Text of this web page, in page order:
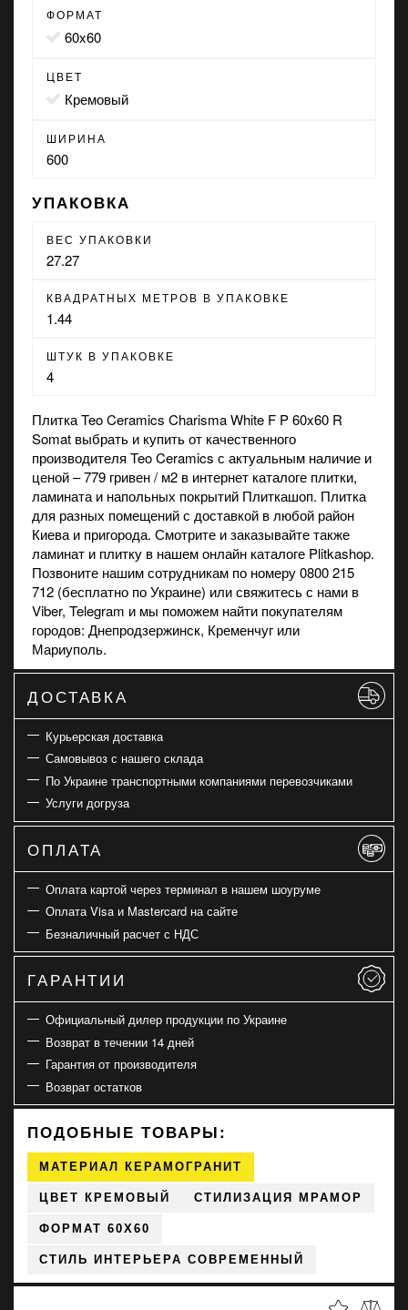
ФОРМАТ
60x60
ЦВЕТ
кремовый
ШИРИНА
600
УПАКОВКА
ВЕС УПАКОВКИ
27.27
КВАДРАТНЫХ МЕТРОВ В УПАКОВКЕ
1.44
ШТУК В УПАКОВКЕ
4
Плитка Teo Ceramics Charisma White F P 60x60 R
Somat выбрать и купить от качественного
производителя Teo Ceramics с актуальным наличие и
ценой – 779 гривен / м2 в интернет каталоге плитки,
ламината и напольных покрытий Плиткашоп. Плитка
для разных помещений с доставкой в любой район
Киева и пригорода. Смотрите и заказывайте также
ламинат и плитку в нашем онлайн каталоге Plitkashop.
Позвоните нашим сотрудникам по номеру 0800 215
712 (бесплатно по Украине) или свяжитесь с нами в
Viber, Telegram и мы поможем найти покупателям
городов: Днепродзержинск, Кременчуг или
Мариуполь.
ДОСТАВКА
Курьерская доставка
Самовывоз с нашего склада
По Украине транспортными компаниями перевозчиками
Услуги догруза
ОПЛАТА
Оплата картой через терминал в нашем шоуруме
Оплата Visa и Mastercard на сайте
Безналичный расчет с НДС
ГАРАНТИИ
Официальный дилер продукции по Украине
Возврат в течении 14 дней
Гарантия от производителя
Возврат остатков
ПОДОБНЫЕ ТОВАРЫ:
МАТЕРИАЛ КЕРАМОГРАНИТ
ЦВЕТ КРЕМОВЫЙ СТИЛИЗАЦИЯ МРАМОР
ФОРМАТ 60X60
СТИЛЬ ИНТЕРЬЕРА СОВРЕМЕННЫЙ